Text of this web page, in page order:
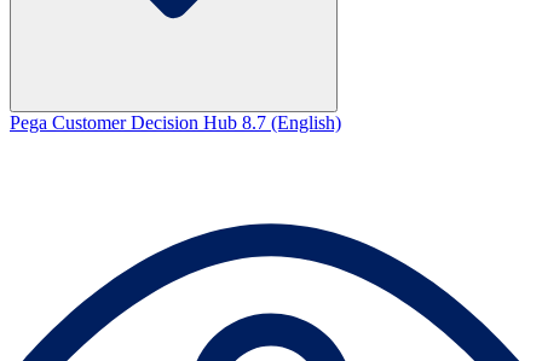
Pega Customer Decision Hub 8.7 (English)